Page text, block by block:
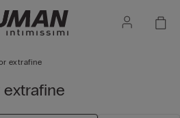
extrafine